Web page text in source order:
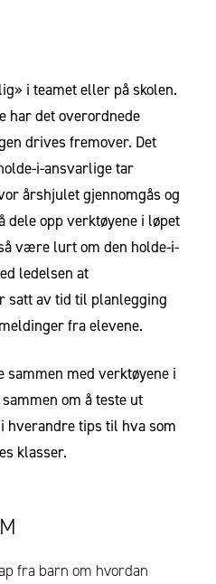
i teamet eller på skolen.
har det overordnede
drives fremover. Det
i-ansvarlige tar
årshjulet gjennomgås og
dele opp verktøyene i løpet
være lurt om den holde-i-
ledelsen at
satt av tid til planlegging
fra elevene.
sammen med verktøyene i
om å teste ut
hverandre tips til hva som
klasser.
fra barn om hvordan